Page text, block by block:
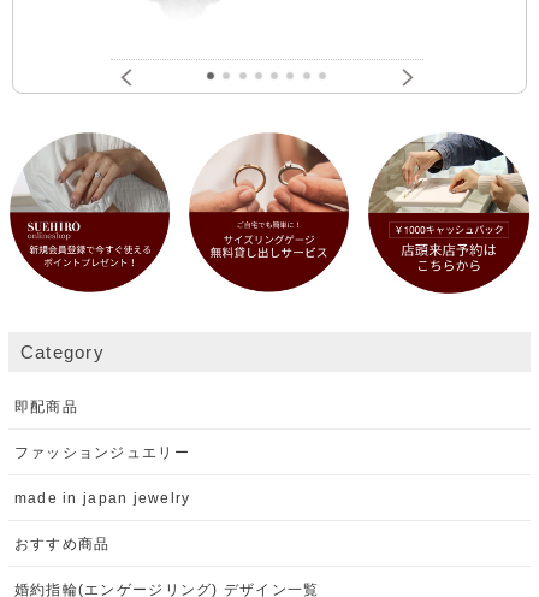
Category
即配商品
ファッションジュエリー
made in japan jewelry
おすすめ商品
婚約指輪(エンゲージリング) デザイン一覧